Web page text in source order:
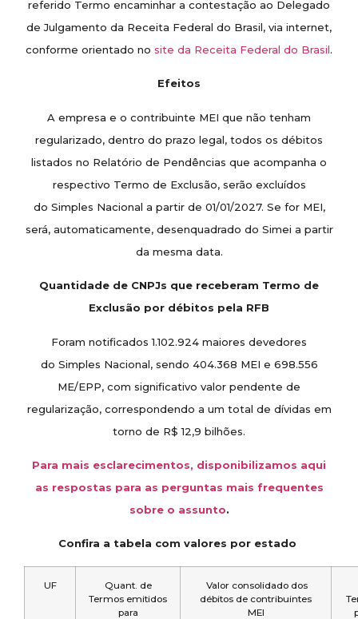
referido Termo encaminhar a contestação ao Delegado
de Julgamento da Receita Federal do Brasil, via internet,
conforme orientado no site da Receita Federal do Brasil.
Efeitos
A empresa e o contribuinte MEI que não tenham
regularizado, dentro do prazo legal, todos os débitos
listados no Relatório de Pendências que acompanha o
respectivo Termo de Exclusão, serão excluídos
do Simples Nacional a partir de 01/01/2027. Se for MEI,
será, automaticamente, desenquadrado do Simei a partir
da mesma data.
Quantidade de CNPJs que receberam Termo de
Exclusão por débitos pela RFB
Foram notificados 1.102.924 maiores devedores
do Simples Nacional, sendo 404.368 MEI e 698.556
ME/EPP, com significativo valor pendente de
regularização, correspondendo a um total de dívidas em
torno de R$ 12,9 bilhões.
Para mais esclarecimentos, disponibilizamos aqui
as respostas para as perguntas mais frequentes
sobre o assunto.
Confira a tabela com valores por estado
UF
Quant. de
Termos emitidos
para
Valor consolidado dos
débitos de contribuintes
MEI